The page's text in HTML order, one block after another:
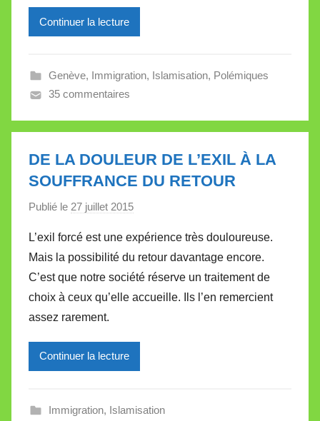
e
a
e
t
e
Continuer la lecture
Genève, Immigration, Islamisation, Polémiques
35 commentaires
DE LA DOULEUR DE L’EXIL À LA
SOUFFRANCE DU RETOUR
Publié le 27 juillet 2015
r
M
i
r
l
V
L’exil forcé est une expérience très douloureuse.
Mais la possibilité du retour davantage encore.
C’est que notre société réserve un traitement de
choix à ceux qu’elle accueille. Ils l’en remercient
assez rarement.
Continuer la lecture
Immigration, Islamisation